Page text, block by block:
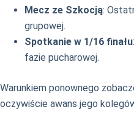
Mecz ze Szkocją:
grupowej.
Spotkanie w 1/16 finału
fazie pucharowej.
Warunkiem ponownego
oczywiście awans jego